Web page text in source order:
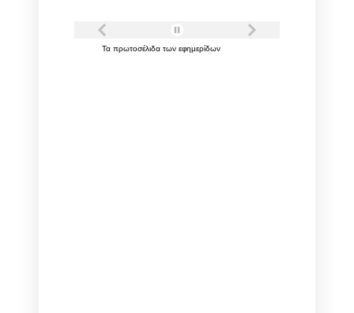
Τα πρωτοσέλιδα των εφημερίδων